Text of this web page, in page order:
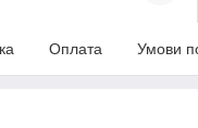
Оплата Умови